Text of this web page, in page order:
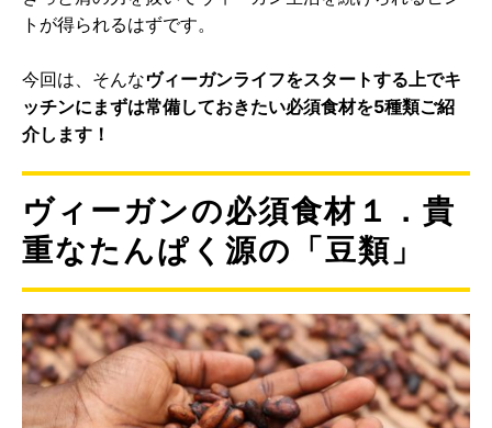
トが得られるはずです。
今回は、そんなヴィーガンライフをスタートする上でキ
ッチンにまずは常備しておきたい必須食材を5種類ご紹
介します！
ヴィーガンの必須食材１．貴
重なたんぱく源の「豆類」